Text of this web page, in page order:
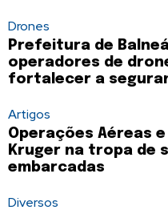
Drones
Prefeitura de
operadores de
fortalecer a
Artigos
Operações Aéreas
Kruger na tropa de
embarcadas
Diversos